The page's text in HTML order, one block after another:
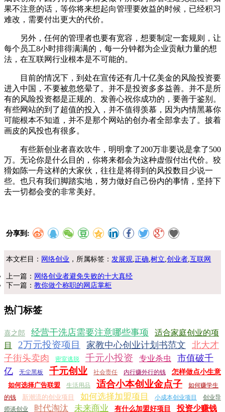
果不注意的话，等你将来想起向管理要效益的时候，已经积习
难改，需要付出更大的代价。
另外，任何的管理者也要有宽容，想要制定一套规则，让
每个员工8小时排得满满的，每一分钟都为企业贡献力量的想
法，在互联网行业根本是不可能的。
目前的情况下，到处在宣传还有几十亿美金的风险投资要
进入中国，不要被忽悠晕了。并不是投资多多益善。并不是所
有的风险投资都是正规的、发善心祝你成功的，要善于鉴别。
有些网站的到了超值的投入，并不值得羡慕，因为内情黑幕你
可能根本不知道，并不是那个网站的创办者全部拿去了。披着
画皮的风投也有很多。
有些新创业者喜欢吹牛，明明拿了200万非要说是拿了500
万。无论你是什么目的，你将来都会为这种虚假付出代价。狡
猾如陈一舟这样的大家伙，往往是将得到的风投数目少说一
些。也只有我们脚踏实地，努力做好自己份内的事情，坚持下
去一切都会变的非常美好。
分享到:
本文栏目： 网络创业 ，所属标签： 发展观 ,正确 ,树立 ,创业者 ,互联网
上一篇： 网络创业者避免失败的十大真经
下一篇：教你做个称职的网店掌柜
热门标签
喜之郎 经营干洗店需要注意哪些事项
适合家庭创业的项
目
2万元投资项目 家教中心创业计划书范文
北大才
子街头卖肉
密室逃脱 千元小投资 专业杀虫
市值破千
亿
无尘黑板 千元创业 社会责任 内行赚外行的钱
怎样做点小生意
如何选择广告联盟
生活用品 适合小本创业金点子
如何赚学生
的钱
新潮流的创业项目 如何选择加盟项目 小成本创业项目
创业导
师谈创业
时代淘汰 未来商业 有什么加盟好项目 投资少赚钱